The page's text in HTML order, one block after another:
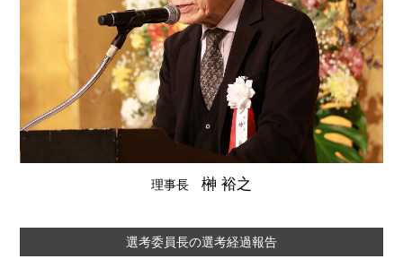
理事長 榊 裕之
選考委員長の選考経過報告